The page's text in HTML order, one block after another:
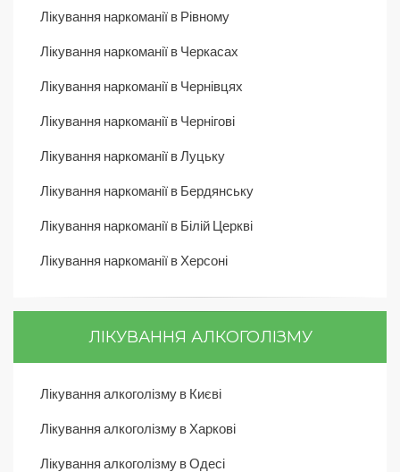
Лікування наркоманії в Рівному
Лікування наркоманії в Черкасах
Лікування наркоманії в Чернівцях
Лікування наркоманії в Чернігові
Лікування наркоманії в Луцьку
Лікування наркоманії в Бердянську
Лікування наркоманії в Білій Церкві
Лікування наркоманії в Херсоні
ЛІКУВАННЯ АЛКОГОЛІЗМУ
Лікування алкоголізму в Києві
Лікування алкоголізму в Харкові
Лікування алкоголізму в Одесі